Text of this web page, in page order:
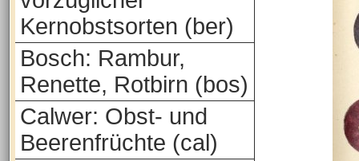
Kernobstsorten (ber)
Bosch: Rambur,
Renette, Rotbirn (bos)
Calwer: Obst- und
Beerenfrüchte (cal)